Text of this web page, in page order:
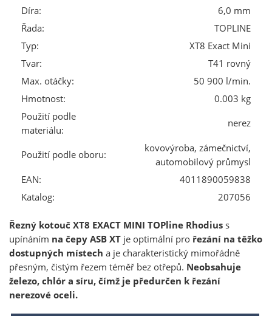
Díra:
6,0 mm
Řada:
TOPLINE
Typ:
XT8 Exact Mini
Tvar:
T41 rovný
Max. otáčky:
50 900 l/min.
Hmotnost:
0.003 kg
Použití podle
materiálu:
nerez
Použití podle oboru:
kovovýroba, zámečnictví,
automobilový průmysl
EAN:
4011890059838
Katalog:
207056
Řezný kotouč XT8 EXACT MINI TOPline Rhodiuss
upínáním na čepy ASB XT je optimální prořezání na těžko
dostupných místech a je charakteristický mimořádně
přesným, čistým řezem téměř bez otřepů. Neobsahuje
železo, chlór a síru, čímž je předurčen k řezání
nerezové oceli.